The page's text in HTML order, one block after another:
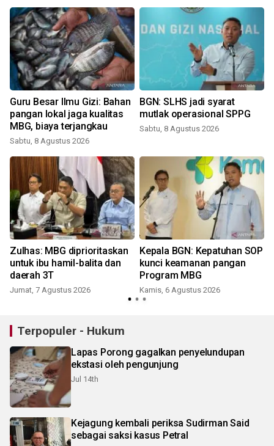
Guru Besar Ilmu Gizi: Bahan
pangan lokal jaga kualitas
MBG, biaya terjangkau
Sabtu, 8 Agustus 2026
BGN: SLHS jadi syarat
mutlak operasional SPPG
Sabtu, 8 Agustus 2026
Zulhas: MBG diprioritaskan
untuk ibu hamil-balita dan
daerah 3T
Jumat, 7 Agustus 2026
Kepala BGN: Kepatuhan SOP
kunci keamanan pangan
Program MBG
Kamis, 6 Agustus 2026
Terpopuler - Hukum
Lapas Porong gagalkan penyelundupan
ekstasi oleh pengunjung
Jul 14th
Kejagung kembali periksa Sudirman Said
sebagai saksi kasus Petral